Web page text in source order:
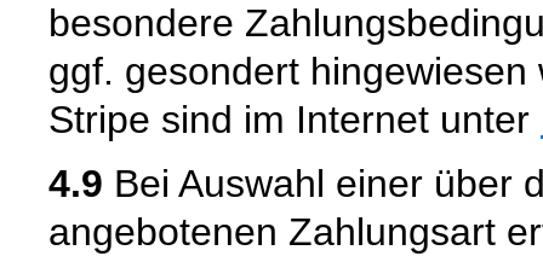
besondere
ggf. gesondert
Stripe sind im Internet unter
4.9 Bei Auswahl einer über
angebotenen Zahlungsart